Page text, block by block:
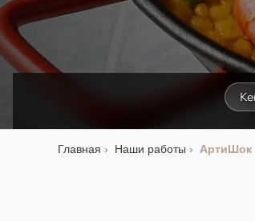
Главная Наши работы АртиШок